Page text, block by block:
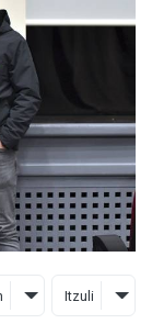
Itzuli